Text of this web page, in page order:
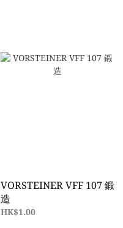
VORSTEINER VFF 107 鍛
造
HK$1.00